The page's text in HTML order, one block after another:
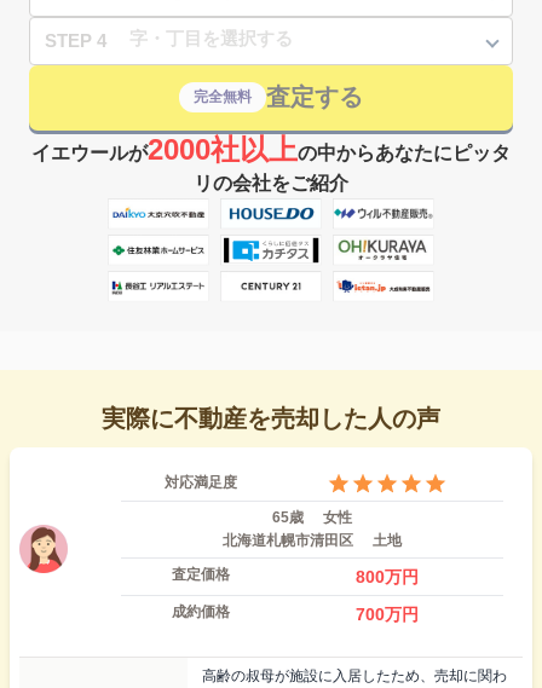
STEP 4
完全無料 査定する
イエウールが2000社以上の中からあなたにピッタ
リの会社をご紹介
実際に不動産を売却した人の声
対応満足度
65歳
女性
北海道札幌市清田区
土地
査定価格
800万円
成約価格 700万円
高齢の叔母が施設に入居したため、売却に関わ